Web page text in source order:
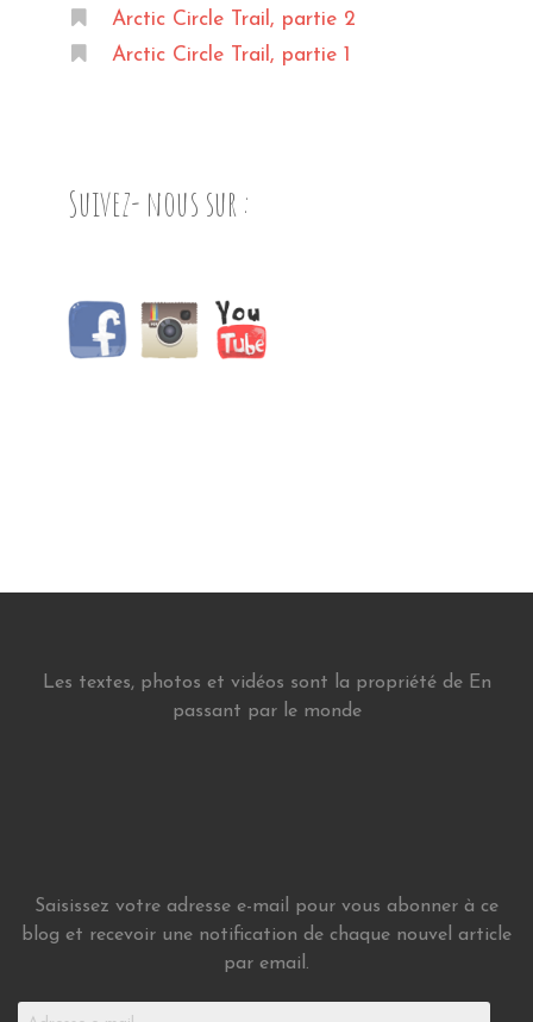
Arctic Circle Trail, partie 2
Arctic Circle Trail, partie 1
Suivez- nous sur :
Les textes, photos et vidéos sont la propriété de En
passant par le monde
Saisissez votre adresse e-mail pour vous abonner à ce
blog et recevoir une notification de chaque nouvel article
par email.
Adresse